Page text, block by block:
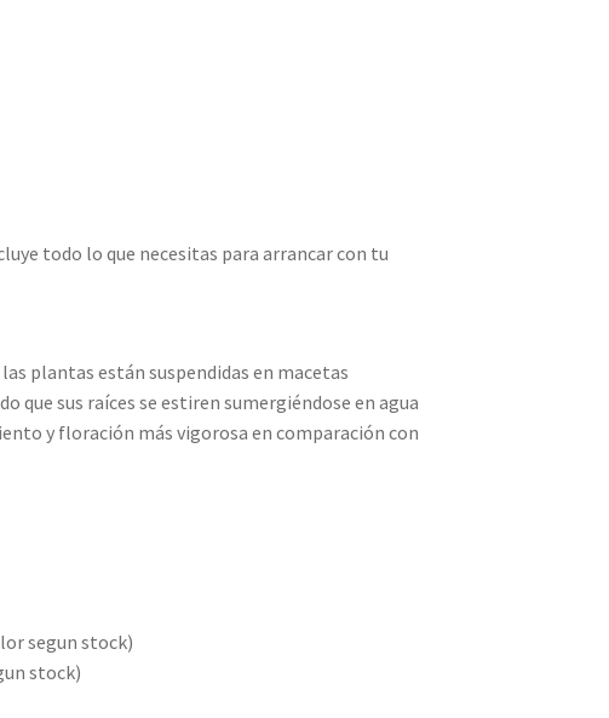
todo lo que necesitas para arrancar con tu
plantas están suspendidas en macetas
que sus raíces se estiren sumergiéndose en agua
y floración más vigorosa en comparación con
segun stock)
stock)